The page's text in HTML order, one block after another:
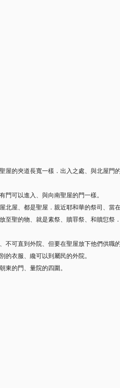
屋的夾道長寬一樣．出入之處、與北屋門
門可以進入、與向南聖屋的門一樣。
北屋、都是聖屋．親近耶和華的祭司、當
至聖的物、就是素祭、贖罪祭、和贖愆祭
不可直到外院、但要在聖屋放下他們供職
的衣服、纔可以到屬民的外院。
東的門、量院的四圍。